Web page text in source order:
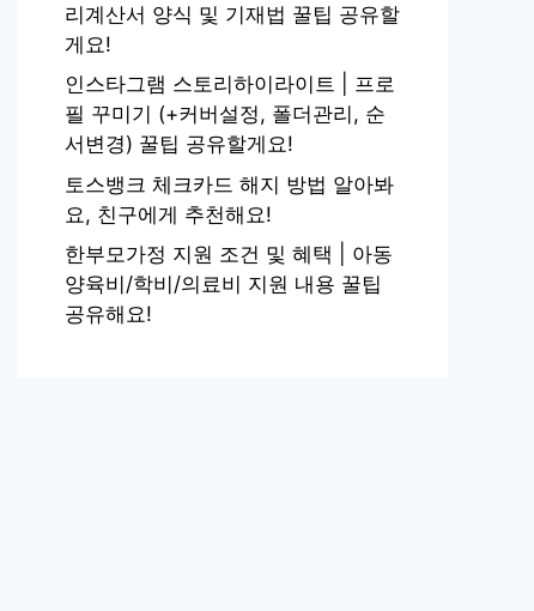
리계산서 양식 및 기재법 꿀팁 공유할
게요!
인스타그램 스토리하이라이트 | 프로
필 꾸미기 (+커버설정, 폴더관리, 순
서변경) 꿀팁 공유할게요!
토스뱅크 체크카드 해지 방법 알아봐
요, 친구에게 추천해요!
한부모가정 지원 조건 및 혜택 | 아동
양육비/학비/의료비 지원 내용 꿀팁
공유해요!